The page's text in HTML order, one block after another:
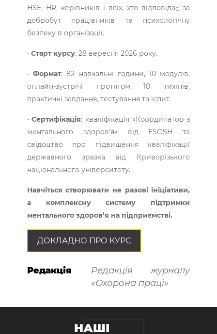
HSE, HR, керівників і всіх, хто відповідає за
добробут працівників та психологічну
безпеку в організації.
• Старт курсу: 28 вересня 2026 року.
• Формат: 82 навчальні години, 10 модулів,
онлайн-зустрічі протягом 10 тижнів,
практичні завдання, тестування та іспит.
•Сертифікація: кваліфікація «Координатор з
ментального здоров’я» від ESOSH та
свідоцтво про підвищення кваліфікації
державного зразка від Криворізького
національного університету.
Навчіться створювати не разові ініціативи,
а комплексну систему підтримки
ментального здоров’я на підприємстві.
ДОКЛАДНО ПРО КУРС
Редакція
Редакція журналу
«Охорона праці»
НАШІ